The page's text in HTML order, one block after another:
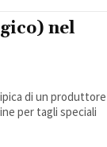
nel
di un produttore
per tagli speciali